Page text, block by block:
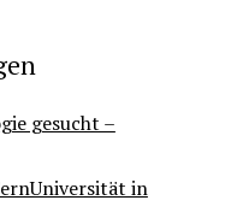
gesucht –
in